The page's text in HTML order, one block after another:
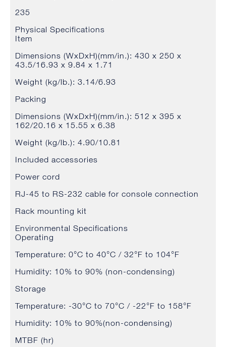
235
Physical Specifications
Item
Dimensions (WxDxH)(mm/in.): 430 x 250 x
43.5/16.93 x 9.84 x 1.71
Weight (kg/lb.): 3.14/6.93
Packing
Dimensions (WxDxH)(mm/in.): 512 x 395 x
162/20.16 x 15.55 x 6.38
Weight (kg/lb.): 4.90/10.81
Included accessories
Power cord
RJ-45 to RS-232 cable for console connection
Rack mounting kit
Environmental Specifications
Operating
Temperature: 0°C to 40°C / 32°F to 104°F
Humidity: 10% to 90% (non-condensing)
Storage
Temperature: -30°C to 70°C / -22°F to 158°F
Humidity: 10% to 90%(non-condensing)
MTBF (hr)